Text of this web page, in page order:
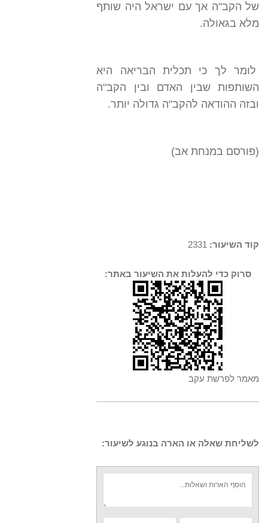
של הקב"ה אך עם ישראל היה שותף
מלא בגאולה.
לומר לך כי תכלית הבריאה היא
השותפות שבין האדם ובין הקב"ה
ובזה ההודאה להקב"ה גדולה יותר.
(פורסם במנחת אב)
קוד השיעור:
סרוק כדי להעלות את השיעור באתר:
מאמר לפרשת עקב
לשליחת שאלה או הארה בנוגע לשיעור: